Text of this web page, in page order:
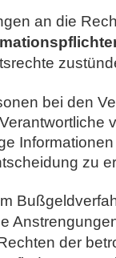
an die
bei den
zu
der